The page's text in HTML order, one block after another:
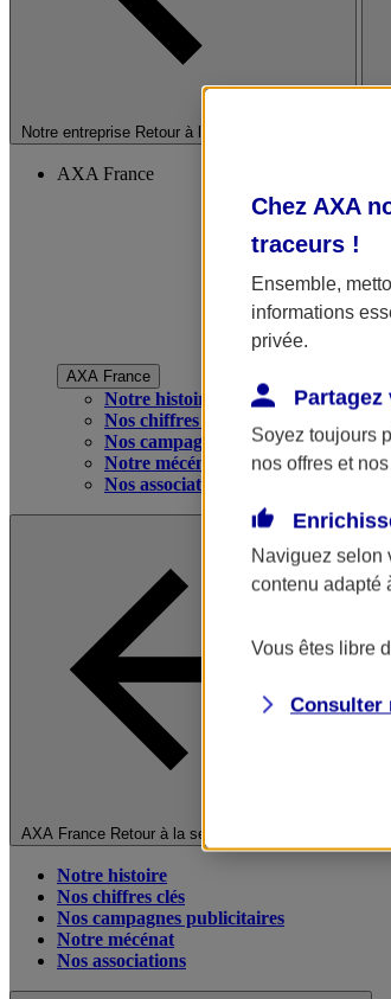
Notre entreprise Retour à la section précédente
AXA France
AXA France
Notre histoire
Nos chiffres clés
Nos campagnes publicitaires
Notre mécénat
Nos associations
AXA France Retour à la section précédente
Notre histoire
Nos chiffres clés
Nos campagnes publicitaires
Notre mécénat
Nos associations
Chez AXA
traceurs !
Ensemble,
informations
privée.
Soyez toujours
nos offres et
Naviguez selon
contenu adapté
Vous êtes libre
Consulter